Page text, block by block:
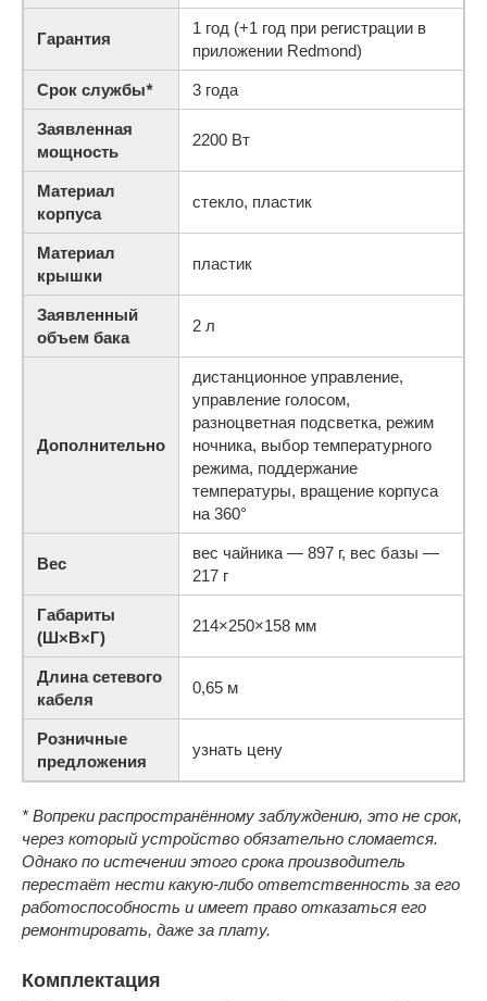
Гарантия
1 год (+1 год при регистрации в
приложении Redmond)
Срок службы* 3 года
Заявленная
мощность
2200 Вт
Материал
корпуса
стекло, пластик
Материал
крышки
пластик
Заявленный
объем бака
2 л
Дополнительно
дистанционное управление,
управление голосом,
разноцветная подсветка, режим
ночника, выбор температурного
режима, поддержание
температуры, вращение корпуса
на 360°
Вес
вес чайника — 897 г, вес базы —
217 г
Габариты
(Ш×В×Г)
214×250×158 мм
Длина сетевого
кабеля
0,65 м
Розничные
предложения
узнать цену
* Вопреки распространённому заблуждению, это не срок,
через который устройство обязательно сломается.
Однако по истечении этого срока производитель
перестаёт нести какую-либо ответственность за его
работоспособность и имеет право отказаться его
ремонтировать, даже за плату.
Комплектация